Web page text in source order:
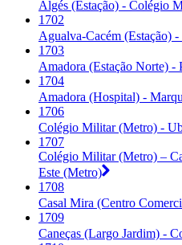
Algés (Estação) - Colégio
1702
Agualva-Cacém (Estação)
1703
Amadora (Estação Norte) -
1704
Amadora (Hospital) -
1706
Colégio Militar (Metro) -
1707
Colégio Militar (Metro) –
Este (Metro)
1708
Casal Mira (Centro
1709
Caneças (Largo Jardim) -